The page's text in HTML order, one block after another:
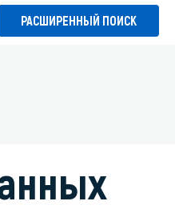
РАСШИРЕННЫЙ ПОИСК